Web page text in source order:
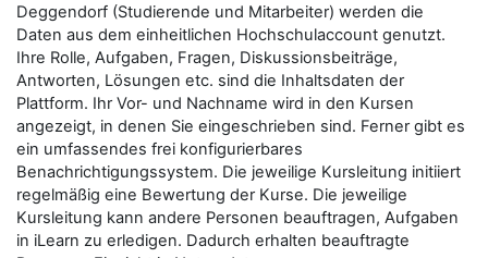
Deggendorf (Studierende und Mitarbeiter) werden die
Daten aus dem einheitlichen Hochschulaccount genutzt.
Ihre Rolle, Aufgaben, Fragen, Diskussionsbeiträge,
Antworten, Lösungen etc. sind die Inhaltsdaten der
Plattform. Ihr Vor- und Nachname wird in den Kursen
angezeigt, in denen Sie eingeschrieben sind. Ferner gibt es
ein umfassendes frei konfigurierbares
Benachrichtigungssystem. Die jeweilige Kursleitung initiiert
regelmäßig eine Bewertung der Kurse. Die jeweilige
Kursleitung kann andere Personen beauftragen, Aufgaben
in iLearn zu erledigen. Dadurch erhalten beauftragte